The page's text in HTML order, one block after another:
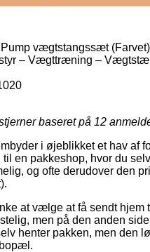
vægtstangssæt (Farvet)
– Vægttræning –
baseret på 12
i øjeblikket et hav af
en pakkeshop, hvor du
og ofte derudover den
at vælge at få sendt
men på den anden
henter pakken, men den